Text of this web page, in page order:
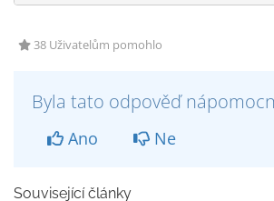
38 Uživatelům pomohlo
Byla tato odpověď
Ano Ne
Související články